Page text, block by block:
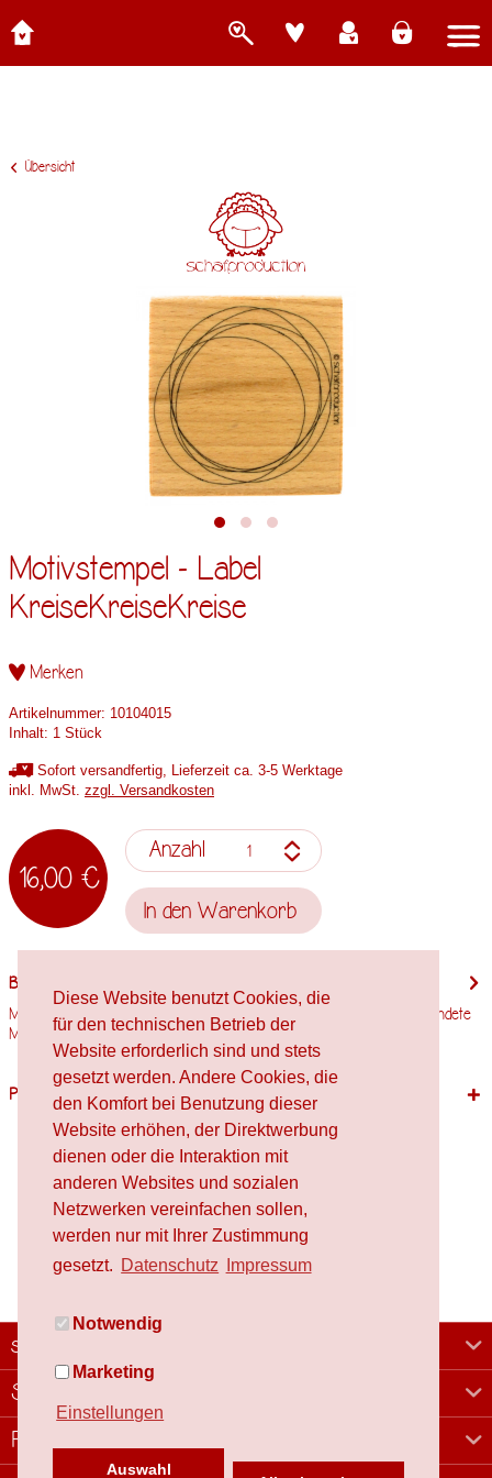
Diese Website benutzt Cookies, die
für den technischen Betrieb der
Website erforderlich sind und stets
gesetzt werden. Andere Cookies, die
den Komfort bei Benutzung dieser
Website erhöhen, der Direktwerbung
dienen oder die Interaktion mit
anderen Websites und sozialen
Netzwerken vereinfachen sollen,
werden nur mit Ihrer Zustimmung
gesetzt. Datenschutz Impressum
Notwendig
Marketing
Einstellungen
Auswahl
Übersicht
Motivstempel - Label
KreiseKreiseKreise
Merken
Artikelnummer: 10104015
Inhalt: 1 Stück
Sofort versandfertig, Lieferzeit ca. 3-5 Werktage
inkl. MwSt. zzgl. Versandkosten
16,00 €
Anzahl
In den Warenkorb
Beschreibung
Motivgröße: 68mm x 68mm Stempelholzgröße: 70mm x 70mm Verwendete
Materialien Holz,...mehr
Passende Produkte
schafproduction
Shop
Rechtliches